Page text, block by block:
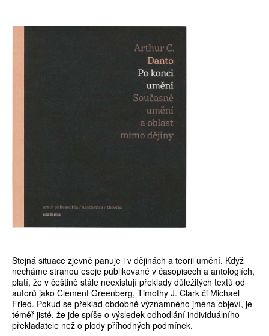
Stejná situace zjevně panuje i v dějinách a teorii umění. Když
necháme stranou eseje publikované v časopisech a antologiích,
platí, že v češtině stále ne­existují překlady důležitých textů od
autorů jako Clement Greenberg, Timothy J. Clark či Michael
Fried. Pokud se překlad obdobně významného jména objeví, je
téměř jisté, že jde spíše o výsledek odhodlání individuálního
překladatele než o plody příhodných podmínek.